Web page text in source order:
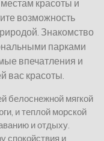
красоты и
возможность
Знакомство
парками
впечатления и
вас красоты.
белоснежной мягкой
и теплой морской
и отдыху.
спокойствия и